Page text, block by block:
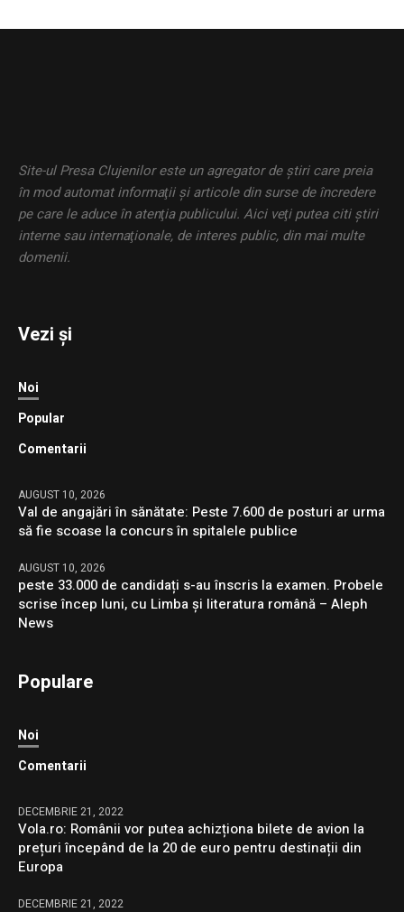
Site-ul Presa Clujenilor este un agregator de ştiri care preia
în mod automat informaţii şi articole din surse de încredere
pe care le aduce în atenţia publicului. Aici veţi putea citi ştiri
interne sau internaţionale, de interes public, din mai multe
domenii.
Vezi și
Noi
Popular
Comentarii
AUGUST 10, 2026
Val de angajări în sănătate: Peste 7.600 de posturi ar urma
să fie scoase la concurs în spitalele publice
AUGUST 10, 2026
peste 33.000 de candidați s-au înscris la examen. Probele
scrise încep luni, cu Limba și literatura română – Aleph
News
Populare
Noi
Comentarii
DECEMBRIE 21, 2022
Vola.ro: Românii vor putea achizționa bilete de avion la
prețuri începând de la 20 de euro pentru destinații din
Europa
DECEMBRIE 21, 2022